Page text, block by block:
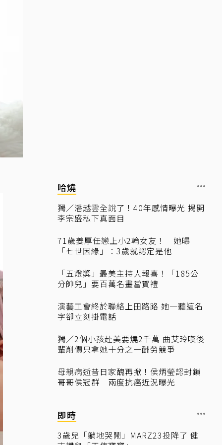
哈燒
獨／潘越雲全說了！40年感情曝光 揭開
李宗盛私下真面目
71歲姜厚任戀上小2輪女友！ 她曝
「七世因緣」：3歲就認定是他
「五燈獎」最美主持人報喜！「185公
分帥兒」要百萬名畫當賀禮
演藝工會終於聯絡上田路路 她一聽這名
字卻立刻掛電話
獨／2個小孩赴美要燒2千萬 曲艾玲嘆後
輩削價只拿她十分之一酬勞競爭
母親病逝昔日家醜再掀！侯炳瑩認封鎖
哥哥侯冠群 兩度抗癌近況曝光
即時
3歲兒「躺地哭鬧」MARZ23投降了 健